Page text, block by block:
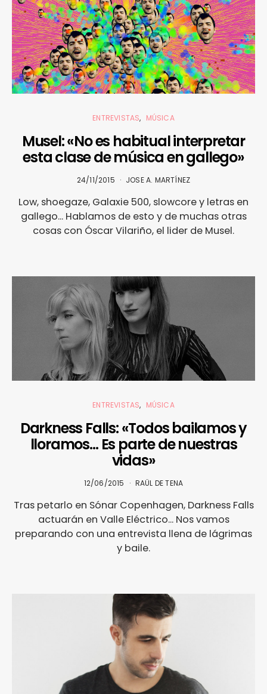
ENTREVISTAS MÚSICA
Musel: «No es habitual interpretar
esta clase de música en gallego»
24/11/2015 JOSE A. MARTÍNEZ
Low, shoegaze, Galaxie 500, slowcore y letras en
gallego... Hablamos de esto y de muchas otras
cosas con Óscar Vilariño, el lider de Musel.
ENTREVISTAS MÚSICA
Darkness Falls: «Todos bailamos y
lloramos… Es parte de nuestras
vidas»
12/06/2015 RAÜL DE TENA
Tras petarlo en Sónar Copenhagen, Darkness Falls
actuarán en Valle Eléctrico... Nos vamos
preparando con una entrevista llena de lágrimas
y baile.